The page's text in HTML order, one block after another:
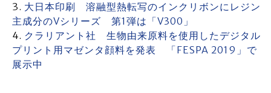
大日本印刷 溶融型熱転写のインクリボンにレジン
主成分のVシリーズ 第1弾は「V300」
クラリアント社 生物由来原料を使用したデジタル
プリント用マゼンタ顔料を発表 「FESPA 2019」で
展示中